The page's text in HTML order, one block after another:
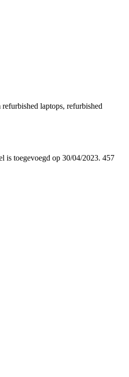
laptops, refurbished
is toegevoegd op 30/04/2023. 457